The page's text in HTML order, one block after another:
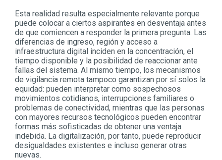
Esta realidad resulta especialmente relevante porque
puede colocar a ciertos aspirantes en desventaja antes
de que comiencen a responder la primera pregunta. Las
diferencias de ingreso, región y acceso a
infraestructura digital inciden en la concentración, el
tiempo disponible y la posibilidad de reaccionar ante
fallas del sistema. Al mismo tiempo, los mecanismos
de vigilancia remota tampoco garantizan por sí solos la
equidad: pueden interpretar como sospechosos
movimientos cotidianos, interrupciones familiares o
problemas de conectividad, mientras que las personas
con mayores recursos tecnológicos pueden encontrar
formas más sofisticadas de obtener una ventaja
indebida. La digitalización, por tanto, puede reproducir
desigualdades existentes e incluso generar otras
nuevas.